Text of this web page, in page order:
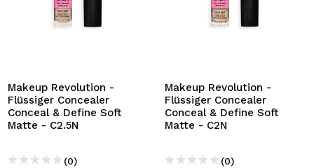
Makeup Revolution -
Flüssiger Concealer
Conceal & Define Soft
Matte - C2.5N
(0)
Makeup Revolution -
Flüssiger Concealer
Conceal & Define Soft
Matte - C2N
(0)